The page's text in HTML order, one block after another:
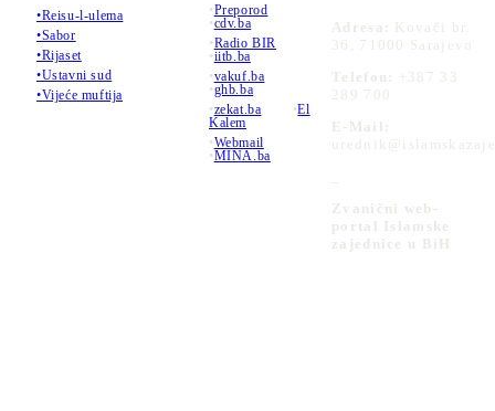
•Reisu-l-ulema
•Sabor
•Rijaset
•Ustavni sud
•Vijeće muftija
•Preporod
•cdv.ba
•Radio BIR
•iitb.ba
•vakuf.ba
•ghb.ba
•zekat.ba •El
Kalem
•Webmail
•MINA.ba
Adresa:
Kovači br.
36, 71000 Sarajevo
Telefon:
+387 33
289 700
E-Mail:
Zvanični web-
portal Islamske
zajednice u BiH